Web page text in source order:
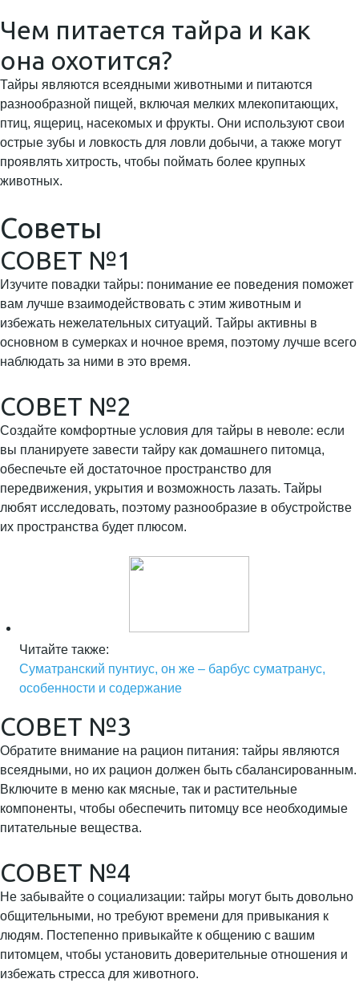
Чем питается тайра и как
она охотится?
Тайры являются всеядными животными и питаются
разнообразной пищей, включая мелких млекопитающих,
птиц, ящериц, насекомых и фрукты. Они используют свои
острые зубы и ловкость для ловли добычи, а также могут
проявлять хитрость, чтобы поймать более крупных
животных.
Советы
СОВЕТ №1
Изучите повадки тайры: понимание ее поведения поможет
вам лучше взаимодействовать с этим животным и
избежать нежелательных ситуаций. Тайры активны в
основном в сумерках и ночное время, поэтому лучше всего
наблюдать за ними в это время.
СОВЕТ №2
Создайте комфортные условия для тайры в неволе: если
вы планируете завести тайру как домашнего питомца,
обеспечьте ей достаточное пространство для
передвижения, укрытия и возможность лазать. Тайры
любят исследовать, поэтому разнообразие в обустройстве
их пространства будет плюсом.
Читайте также:
Суматранский пунтиус, он же – барбус суматранус,
особенности и содержание
СОВЕТ №3
Обратите внимание на рацион питания: тайры являются
всеядными, но их рацион должен быть сбалансированным.
Включите в меню как мясные, так и растительные
компоненты, чтобы обеспечить питомцу все необходимые
питательные вещества.
СОВЕТ №4
Не забывайте о социализации: тайры могут быть довольно
общительными, но требуют времени для привыкания к
людям. Постепенно привыкайте к общению с вашим
питомцем, чтобы установить доверительные отношения и
избежать стресса для животного.